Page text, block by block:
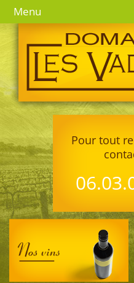
Menu
Pour tout